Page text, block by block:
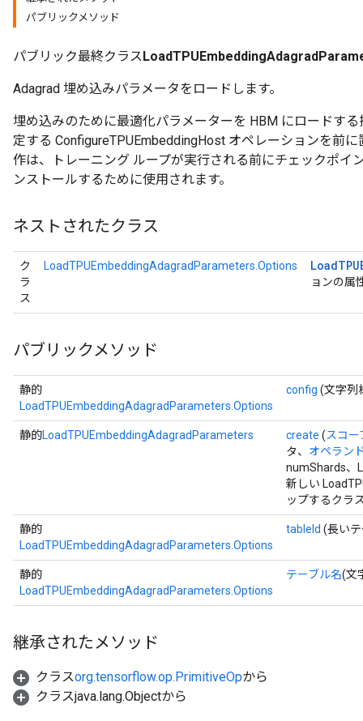
パブリックメソッド
パブリック最終クラス
Adagrad 埋め込みパラメータをロードします。
埋め込みのために最適化パラメーターを HBM にロードす
定する ConfigureTPUEmbeddingHost オペレーションを前
作は、トレーニング ループが実行される前にチェックポイ
ンストールするために使用されます。
ネストされたクラス
ク
ラ
ス
LoadTPUEmbeddingAdagradParameters.Options Load
ョンの属
パブリックメソッド
静的
LoadTPUEmbeddingAdagradParameters.Options
config (文字列
静的LoadTPUEmbeddingAdagradParameters create (スコー
タ、 オペラン
numShards、
新しい
ップするクラ
静的
LoadTPUEmbeddingAdagradParameters.Options
tableId (長いテ
静的
LoadTPUEmbeddingAdagradParameters.Options
テーブル名(文
継承されたメソッド
クラスorg.tensorflow.op.PrimitiveOpから
クラスjava.lang.Objectから